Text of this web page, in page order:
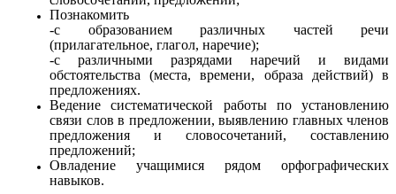
Познакомить
-с образованием различных частей речи
(прилагательное, глагол, наречие);
-с различными разрядами наречий и видами
обстоятельства (места, времени, образа действий) в
предложениях.
Ведение систематической работы по установлению
связи слов в предложении, выявлению главных членов
предложения и словосочетаний, составлению
предложений;
Овладение учащимися рядом орфографических
навыков.